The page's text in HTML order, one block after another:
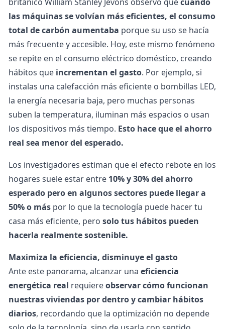
las máquinas se volvían más eficientes, el consumo
total de carbón aumentaba porque su uso se hacía
más frecuente y accesible. Hoy, este mismo fenómeno
se repite en el consumo eléctrico doméstico, creando
hábitos que incrementan el gasto. Por ejemplo, si
instalas una calefacción más eficiente o bombillas LED,
la energía necesaria baja, pero muchas personas
suben la temperatura, iluminan más espacios o usan
los dispositivos más tiempo. Esto hace que el ahorro
real sea menor del esperado.
Los investigadores estiman que el efecto rebote en los
hogares suele estar entre 10% y 30% del ahorro
esperado pero en algunos sectores puede llegar a
50% o más por lo que la tecnología puede hacer tu
casa más eficiente, pero solo tus hábitos pueden
hacerla realmente sostenible.
Maximiza la eficiencia, disminuye el gasto
Ante este panorama, alcanzar una eficiencia
energética real requiereobservar cómo funcionan
nuestras viviendas por dentro y cambiar hábitos
diarios, recordando que la optimización no depende